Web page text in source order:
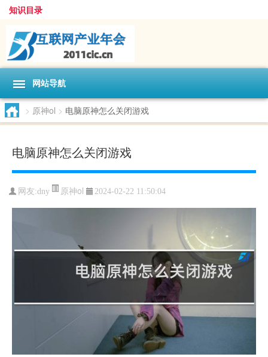
知识目录
网站导航
> 原神ol > 电脑原神怎么关闭游戏
电脑原神怎么关闭游戏
网友:dny 原神ol 2024-02-22 11:50:04